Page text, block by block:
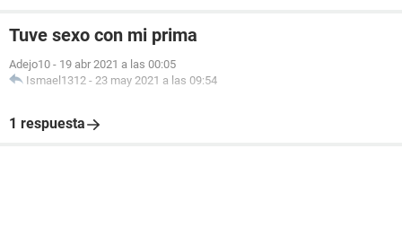
Tuve sexo con mi prima
Adejo10 - 19 abr 2021 a las 00:05
Ismael1312 - 23 may 2021 a las 09:54
1 respuesta